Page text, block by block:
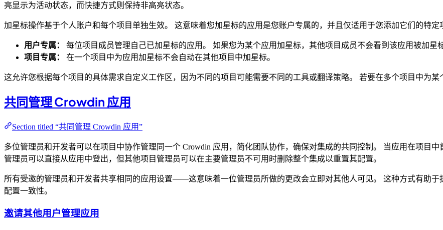
亮显示为活动状态，而快捷方式则保持非高亮状态。
加星标操作基于个人账户和每个项目单独生效。 这意味着您加星标的应用是您账户专属的，并且仅适用于您添加它们的特定
用户专属：
每位项目成员管理自己已加星标的应用。 如果您为某个应用加星标，其他项目成员不会看到该应用被加星标
项目专属：
在一个项目中为应用加星标不会自动在其他项目中加星标。
这允许您根据每个项目的具体需求自定义工作区，因为不同的项目可能需要不同的工具或翻译策略。 若要在多个项目中为
共同管理 Crowdin 应用
Section titled “共同管理 Crowdin 应用”
多位管理员和开发者可以在项目中协作管理同一个 Crowdin 应用，简化团队协作，确保对集成的共同控制。 当应用在项目
管理员可以直接从应用中登出，但其他项目管理员可以在主要管理员不可用时删除整个集成以重置其配置。
所有受邀的管理员和开发者共享相同的应用设置——这意味着一位管理员所做的更改会立即对其他人可见。 这种方式有助
配置一致性。
邀请其他用户管理应用